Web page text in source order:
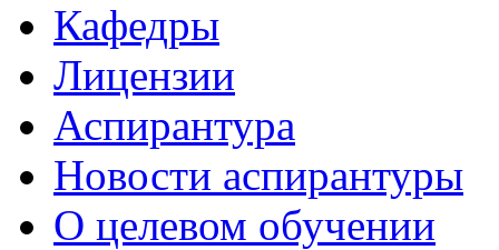
Кафедры
Лицензии
Аспирантура
Новости аспирантуры
О целевом обучении